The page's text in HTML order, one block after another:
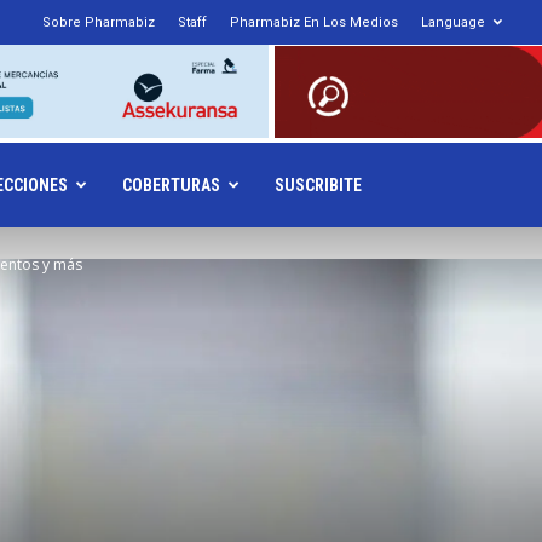
Sobre Pharmabiz Staff Pharmabiz En Los Medios Language
COBERTURAS SUSCRIBITE
y más